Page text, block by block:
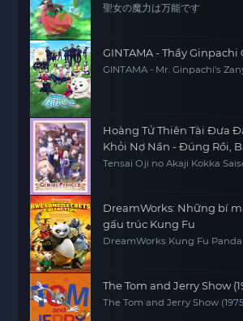
聖女の魔力は万能です
GINTAMA - Thầy Ginpachi
GINTAMA - Mr. Ginpachi's
Hoàng Tử Thiên Tài Đưa
Khỏi Nợ Nần - Đúng Rồi,
Tensai Oji no Akaji Kokka
Debt (Hey, How About
DreamWorks: Những bí
gấu trúc Kung Fu
DreamWorks Kung Fu
The Tom and Jerry Show
The Tom and Jerry Show